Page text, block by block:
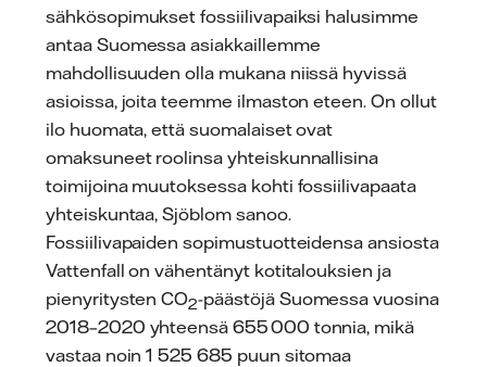
sähkösopimukset fossiilivapaiksi halusimme
antaa Suomessa asiakkaillemme
mahdollisuuden olla mukana niissä hyvissä
asioissa, joita teemme ilmaston eteen. On ollut
ilo huomata, että suomalaiset ovat
omaksuneet roolinsa yhteiskunnallisina
toimijoina muutoksessa kohti fossiilivapaata
yhteiskuntaa, Sjöblom sanoo.
Fossiilivapaiden sopimustuotteidensa ansiosta
Vattenfall on vähentänyt kotitalouksien ja
pienyritysten CO2-päästöjä Suomessa vuosina
2018–2020 yhteensä 655 000 tonnia, mikä
vastaa noin 1 525 685 puun sitomaa